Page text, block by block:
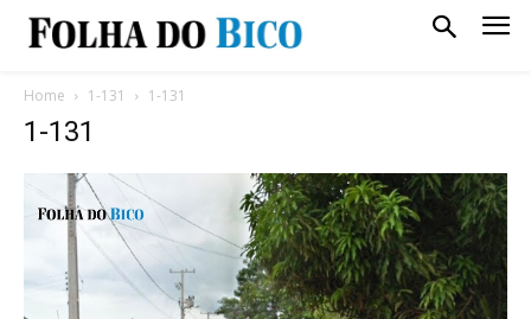
Home 1-131 1-131
1-131